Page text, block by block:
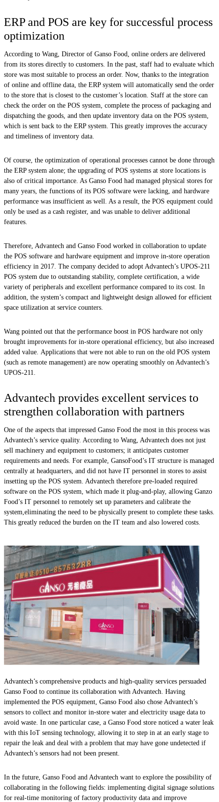
ERP and POS are key for successful process
optimization
According to Wang, Director of Ganso Food, online orders are delivered
from its stores directly to customers. In the past, staff had to evaluate which
store was most suitable to process an order. Now, thanks to the integration
of online and offline data, the ERP system will automatically send the order
to the store that is closest to the customer’s location. Staff at the store can
check the order on the POS system, complete the process of packaging and
dispatching the goods, and then update inventory data on the POS system,
which is sent back to the ERP system. This greatly improves the accuracy
and timeliness of inventory data.
Of course, the optimization of operational processes cannot be done through
the ERP system alone; the upgrading of POS systems at store locations is
also of critical importance. As Ganso Food had managed physical stores for
many years, the functions of its POS software were lacking, and hardware
performance was insufficient as well. As a result, the POS equipment could
only be used as a cash register, and was unable to deliver additional
features.
Therefore, Advantech and Ganso Food worked in collaboration to update
the POS software and hardware equipment and improve in-store operation
efficiency in 2017. The company decided to adopt Advantech’s UPOS-211
POS system due to outstanding stability, complete certification, a wide
variety of peripherals and excellent performance compared to its cost. In
addition, the system’s compact and lightweight design allowed for efficient
space utilization at service counters.
Wang pointed out that the performance boost in POS hardware not only
brought improvements for in-store operational efficiency, but also increased
added value. Applications that were not able to run on the old POS system
(such as remote management) are now operating smoothly on Advantech’s
UPOS-211.
Advantech provides excellent services to
strengthen collaboration with partners
One of the aspects that impressed Ganso Food the most in this process was
Advantech’s service quality. According to Wang, Advantech does not just
sell machinery and equipment to customers; it anticipates customer
requirements and needs. For example, GansoFood’s IT structure is managed
centrally at headquarters, and did not have IT personnel in stores to assist
insetting up the POS system. Advantech therefore pre-loaded required
software on the POS system, which made it plug-and-play, allowing Ganzo
Food’s IT personnel to remotely set up parameters and calibrate the
system,eliminating the need to be physically present to complete these tasks.
This greatly reduced the burden on the IT team and also lowered costs.
Advantech’s comprehensive products and high-quality services persuaded
Ganso Food to continue its collaboration with Advantech. Having
implemented the POS equipment, Ganso Food also chose Advantech’s
sensors to collect and monitor in-store water and electricity usage data to
avoid waste. In one particular case, a Ganso Food store noticed a water leak
with this IoT sensing technology, allowing it to step in at an early stage to
repair the leak and deal with a problem that may have gone undetected if
Advantech’s sensors had not been present.
In the future, Ganso Food and Advantech want to explore the possibility of
collaborating in the following fields: implementing digital signage solutions
for real-time monitoring of factory productivity data and improve